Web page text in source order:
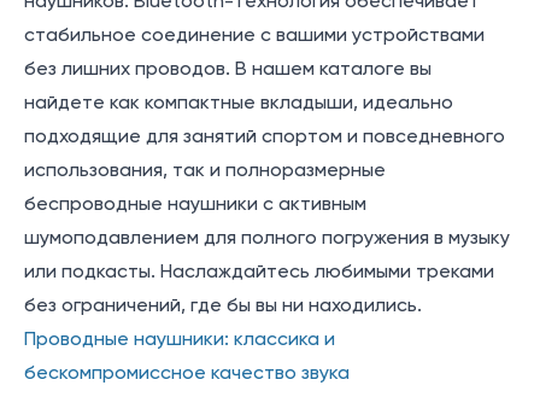
стабильное соединение с вашими устройствами
без лишних проводов. В нашем каталоге вы
найдете как компактные вкладыши, идеально
подходящие для занятий спортом и повседневного
использования, так и полноразмерные
беспроводные наушники с активным
шумоподавлением для полного погружения в музыку
или подкасты. Наслаждайтесь любимыми треками
без ограничений, где бы вы ни находились.
Проводные наушники: классика и
бескомпромиссное качество звука